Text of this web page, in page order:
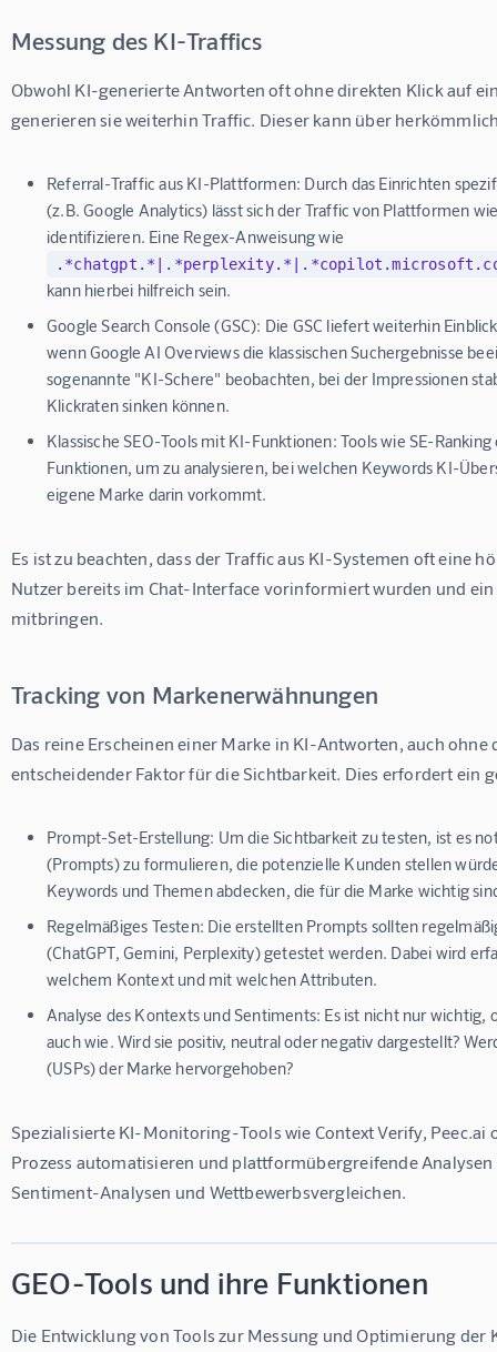
Messung des KI-Traffics
Obwohl KI-generierte Antworten oft ohne direkten Klick auf
generieren sie weiterhin Traffic. Dieser kann über
Referral-Traffic aus KI-Plattformen: Durch das Einrichten
(z.B. Google Analytics) lässt sich der Traffic von Plattformen
identifizieren. Eine Regex-Anweisung wie
kann hierbei hilfreich sein.
Google Search Console (GSC): Die GSC liefert weiterhin
wenn Google AI Overviews die klassischen Suchergebnisse
sogenannte "KI-Schere" beobachten, bei der Impressionen
Klickraten sinken können.
Klassische SEO-Tools mit KI-Funktionen: Tools wie SE-
Funktionen, um zu analysieren, bei welchen Keywords KI-
eigene Marke darin vorkommt.
Es ist zu beachten, dass der Traffic aus KI-Systemen oft eine
Nutzer bereits im Chat-Interface vorinformiert wurden und
mitbringen.
Tracking von Markenerwähnungen
Das reine Erscheinen einer Marke in KI-Antworten, auch
entscheidender Faktor für die Sichtbarkeit. Dies erfordert ein
Prompt-Set-Erstellung: Um die Sichtbarkeit zu testen, ist es
(Prompts) zu formulieren, die potenzielle Kunden stellen
Keywords und Themen abdecken, die für die Marke wichtig
Regelmäßiges Testen: Die erstellten Prompts sollten
(ChatGPT, Gemini, Perplexity) getestet werden. Dabei wird
welchem Kontext und mit welchen Attributen.
Analyse des Kontexts und Sentiments: Es ist nicht nur wichtig,
auch wie. Wird sie positiv, neutral oder negativ dargestellt?
(USPs) der Marke hervorgehoben?
Spezialisierte KI-Monitoring-Tools wie Context Verify,
Prozess automatisieren und plattformübergreifende
Sentiment-Analysen und Wettbewerbsvergleichen.
GEO-Tools und ihre Funktionen
Die Entwicklung von Tools zur Messung und Optimierung